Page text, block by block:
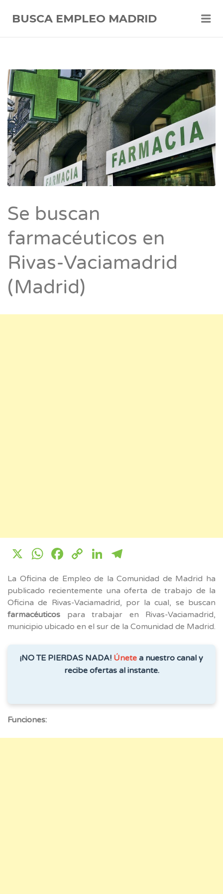
BUSCA EMPLEO MADRID
Se buscan
farmacéuticos en
Rivas-Vaciamadrid
(Madrid)
X WhatsApp
Facebook
CopyLinkedIn
La Oficina de Empleo de la Comunidad de Madrid ha
publicado recientemente una oferta de trabajo de la
Oficina de Rivas-Vaciamadrid, por la cual, se buscan
farmacéuticos para trabajar en Rivas-Vaciamadrid,
municipio ubicado en el sur de la Comunidad de Madrid.
¡NO TE PIERDAS NADA! Únete a nuestro canal y
recibe ofertas al instante.
Funciones: